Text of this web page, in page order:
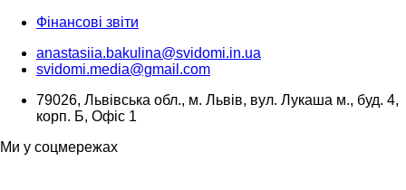
Фінансові звіти
anastasiia.bakulina@svidomi.in.ua
svidomi.media@gmail.com
79026, Львівська обл., м. Львів, вул. Лукаша м., буд. 4,
корп. Б, Офіс 1
Ми у соцмережах